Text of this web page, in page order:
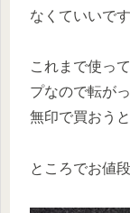
なくていいです
これまで使っ
プなので転が
無印で買おう
ところでお値